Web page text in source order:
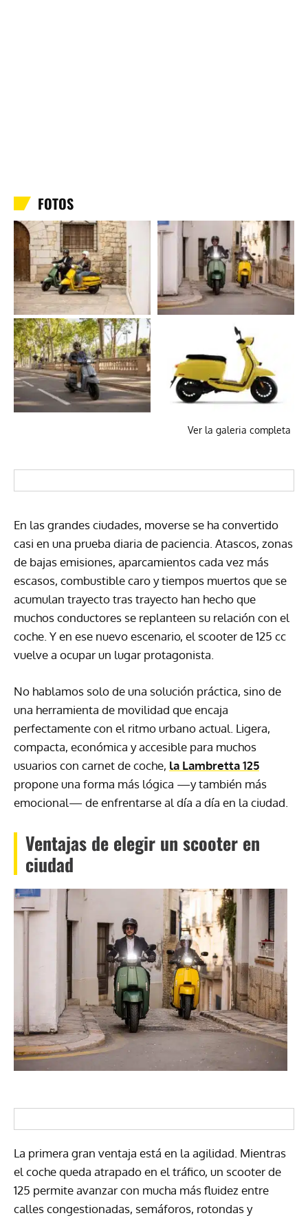
FOTOS
Ver la galeria completa
En las grandes ciudades, moverse se ha convertido
casi en una prueba diaria de paciencia. Atascos, zonas
de bajas emisiones, aparcamientos cada vez más
escasos, combustible caro y tiempos muertos que se
acumulan trayecto tras trayecto han hecho que
muchos conductores se replanteen su relación con el
coche. Y en ese nuevo escenario, el scooter de 125 cc
vuelve a ocupar un lugar protagonista.
No hablamos solo de una solución práctica, sino de
una herramienta de movilidad que encaja
perfectamente con el ritmo urbano actual. Ligera,
compacta, económica y accesible para muchos
usuarios con carnet de coche, la Lambretta 125
propone una forma más lógica —y también más
emocional— de enfrentarse al día a día en la ciudad.
Ventajas de elegir un scooter en
ciudad
La primera gran ventaja está en la agilidad. Mientras
el coche queda atrapado en el tráfico, un scooter de
125 permite avanzar con mucha más fluidez entre
calles congestionadas, semáforos, rotondas y